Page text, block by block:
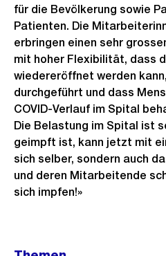
für die Bevölkerung sowie
Patienten. Die
erbringen einen sehr
mit hoher Flexibilität, dass
wiedereröffnet werden
durchgeführt und dass
COVID-Verlauf im Spital
Die Belastung im Spital ist
geimpft ist, kann jetzt mit
sich selber, sondern auch
und deren Mitarbeitende
sich impfen!»